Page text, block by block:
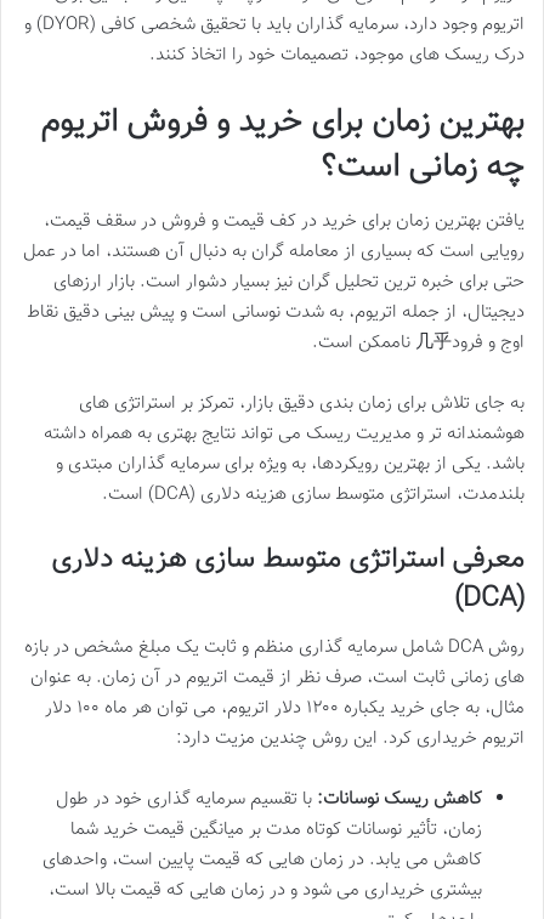
اتریوم وجود دارد، سرمایه گذاران باید با تحقیق شخصی کافی (DYOR) و
درک ریسک های موجود، تصمیمات خود را اتخاذ کنند.
بهترین زمان برای خرید و فروش اتریوم
چه زمانی است؟
یافتن بهترین زمان برای خرید در کف قیمت و فروش در سقف قیمت،
رویایی است که بسیاری از معامله گران به دنبال آن هستند، اما در عمل
حتی برای خبره ترین تحلیل گران نیز بسیار دشوار است. بازار ارزهای
دیجیتال، از جمله اتریوم، به شدت نوسانی است و پیش بینی دقیق نقاط
اوج و فرود几乎 ناممکن است.
به جای تلاش برای زمان بندی دقیق بازار، تمرکز بر استراتژی های
هوشمندانه تر و مدیریت ریسک می تواند نتایج بهتری به همراه داشته
باشد. یکی از بهترین رویکردها، به ویژه برای سرمایه گذاران مبتدی و
بلندمدت، استراتژی متوسط سازی هزینه دلاری (DCA) است.
معرفی استراتژی متوسط سازی هزینه دلاری
(DCA)
روش DCA شامل سرمایه گذاری منظم و ثابت یک مبلغ مشخص در بازه
های زمانی ثابت است، صرف نظر از قیمت اتریوم در آن زمان. به عنوان
مثال، به جای خرید یکباره ۱۲۰۰ دلار اتریوم، می توان هر ماه ۱۰۰ دلار
اتریوم خریداری کرد. این روش چندین مزیت دارد:
کاهش ریسک نوسانات: با تقسیم سرمایه گذاری خود در طول
زمان، تأثیر نوسانات کوتاه مدت بر میانگین قیمت خرید شما
کاهش می یابد. در زمان هایی که قیمت پایین است، واحدهای
بیشتری خریداری می شود و در زمان هایی که قیمت بالا است،